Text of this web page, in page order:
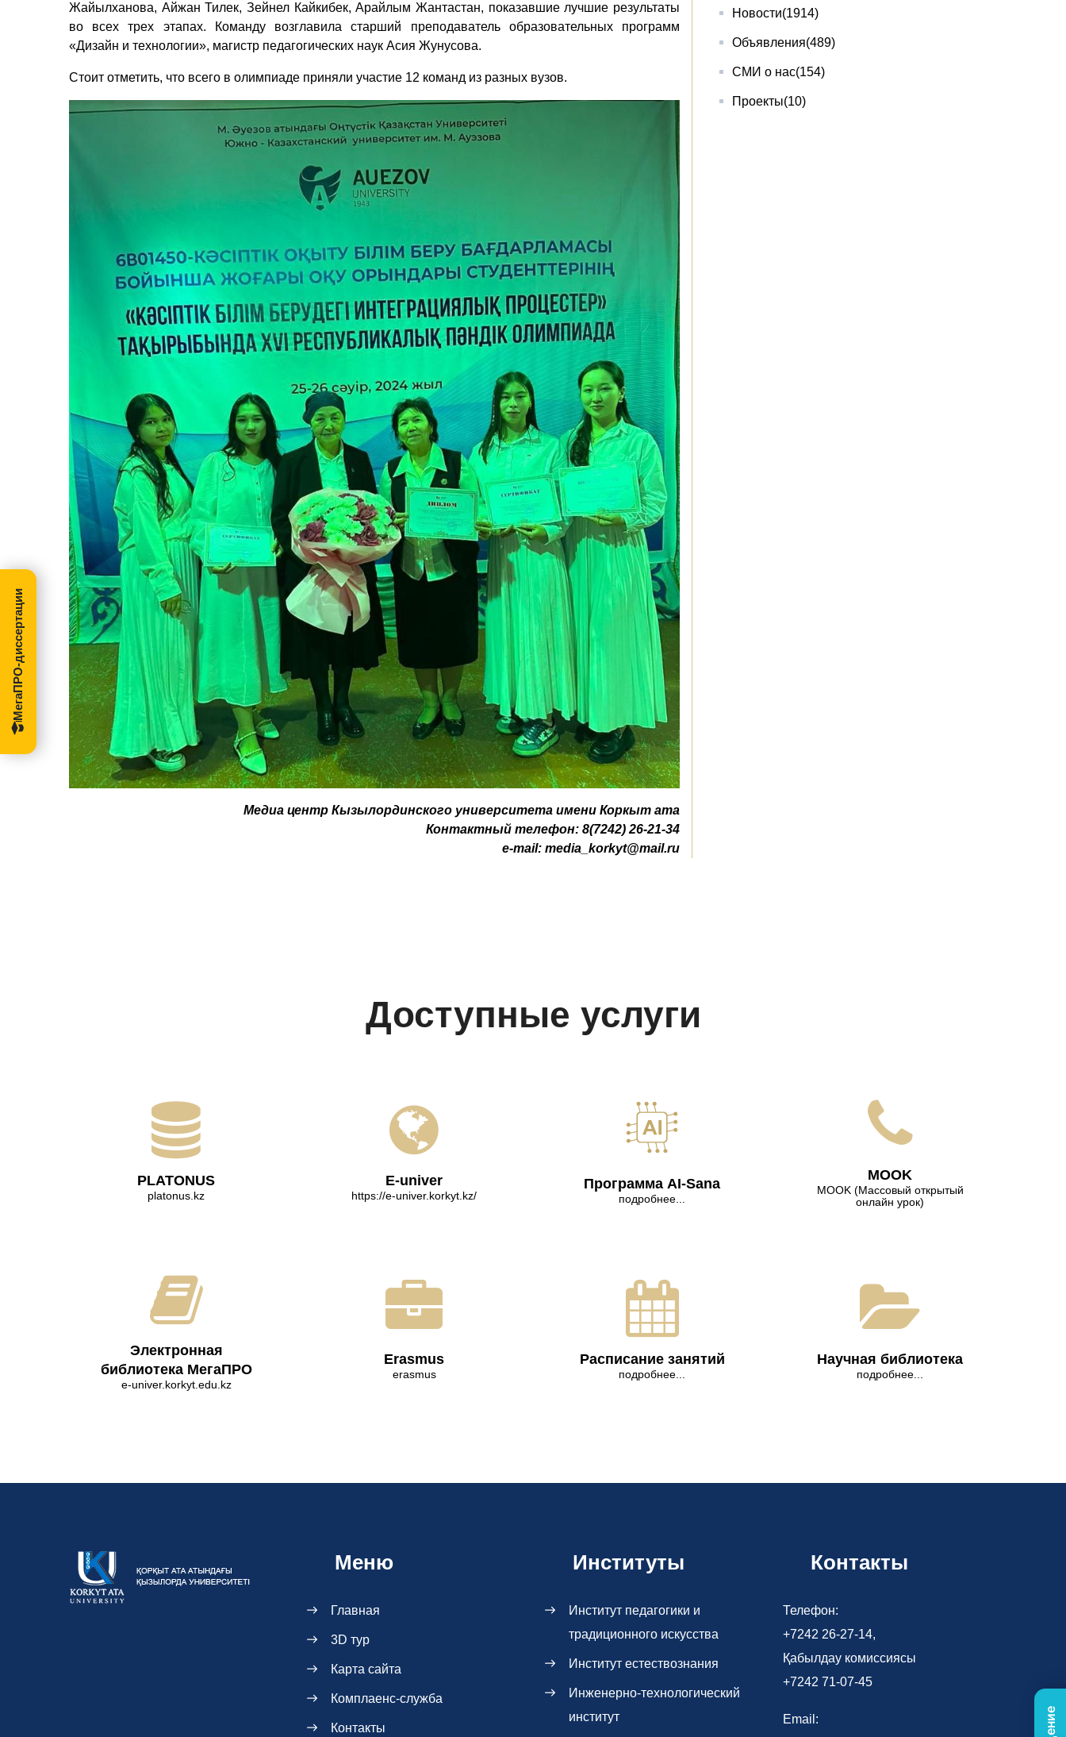
Жайылханова, Айжан Тилек, Зейнел Кайкибек, Арайлым Жантастан, показавшие лучшие результаты
во всех трех этапах. Команду возглавила старший преподаватель образовательных программ
«Дизайн и технологии», магистр педагогических наук Асия Жунусова.
Стоит отметить, что всего в олимпиаде приняли участие 12 команд из разных вузов.
Медиа центр Кызылординского университета имени Коркыт ата
Контактный телефон: 8(7242) 26-21-34
e-mail: media_korkyt@mail.ru
Новости(1914)
Объявления(489)
СМИ о нас(154)
Проекты(10)
Доступные услуги
PLATONUS
platonus.kz
E-univer
https://e-univer.korkyt.kz/
Программа AI-Sana
подробнее...
МООK
МООK (Массовый открытый
онлайн урок)
Электронная
библиотека МегаПРО
e-univer.korkyt.edu.kz
Erasmus
erasmus
Расписание занятий
подробнее...
Научная библиотека
подробнее...
Меню
Главная
3D тур
Карта сайта
Комплаенс-служба
Контакты
Институты
Институт педагогики и
традиционного искусства
Институт естествознания
Инженерно-технологический
институт
Контакты
Телефон:
+7242 26-27-14,
Қабылдау комиссиясы
+7242 71-07-45
Email:
МегаПРО-диссертации